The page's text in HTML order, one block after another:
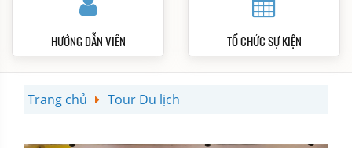
HƯỚNG DẪN VIÊN TỔ CHỨC SỰ KIỆN
Trang chủ Tour Du lịch